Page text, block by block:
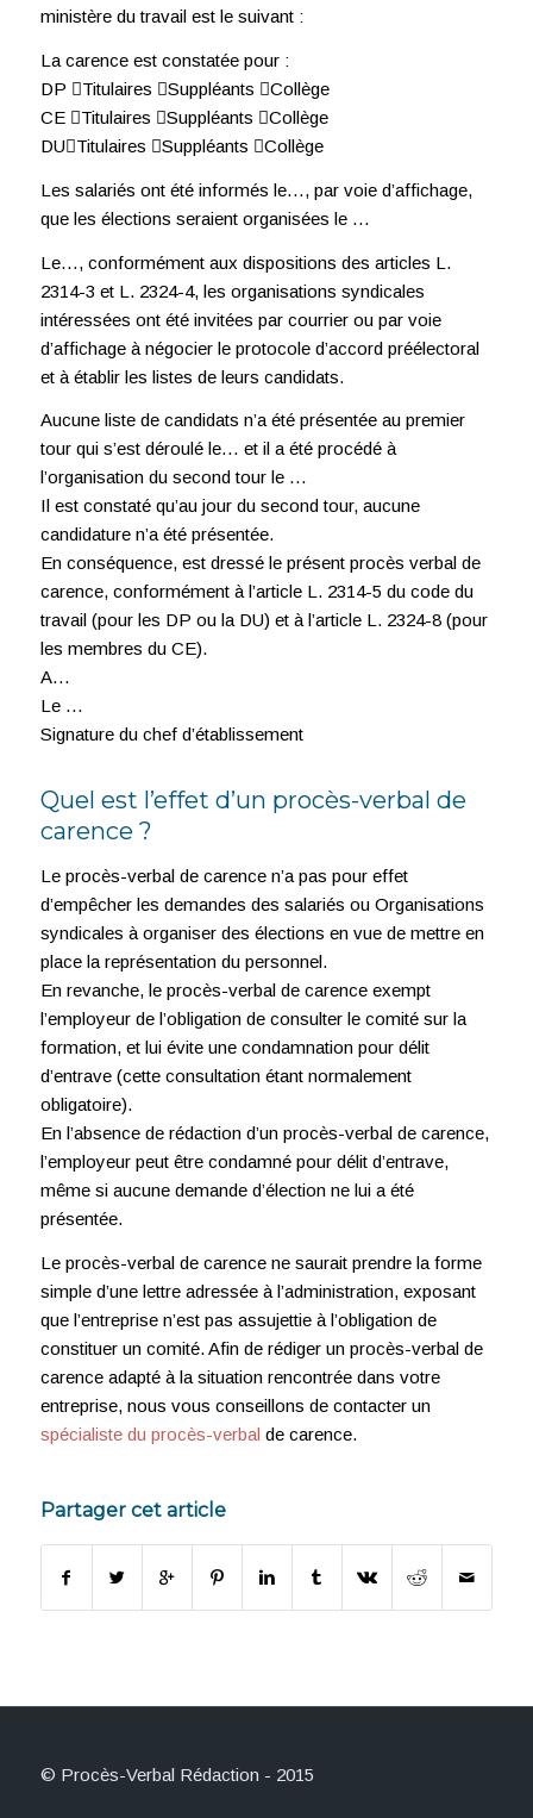
ministère du travail est le suivant :
La carence est constatée pour :
DP Titulaires Suppléants Collège
CE Titulaires Suppléants Collège
DUTitulaires Suppléants Collège
Les salariés ont été informés le…, par voie d’affichage,
que les élections seraient organisées le …
Le…, conformément aux dispositions des articles L.
2314-3 et L. 2324-4, les organisations syndicales
intéressées ont été invitées par courrier ou par voie
d’affichage à négocier le protocole d’accord préélectoral
et à établir les listes de leurs candidats.
Aucune liste de candidats n’a été présentée au premier
tour qui s’est déroulé le… et il a été procédé à
l’organisation du second tour le …
Il est constaté qu’au jour du second tour, aucune
candidature n’a été présentée.
En conséquence, est dressé le présent procès verbal de
carence, conformément à l’article L. 2314-5 du code du
travail (pour les DP ou la DU) et à l’article L. 2324-8 (pour
les membres du CE).
A…
Le …
Signature du chef d’établissement
Quel est l’effet d’un procès-verbal de
carence ?
Le procès-verbal de carence n’a pas pour effet
d’empêcher les demandes des salariés ou Organisations
syndicales à organiser des élections en vue de mettre en
place la représentation du personnel.
En revanche, le procès-verbal de carence exempt
l’employeur de l’obligation de consulter le comité sur la
formation, et lui évite une condamnation pour délit
d’entrave (cette consultation étant normalement
obligatoire).
En l’absence de rédaction d’un procès-verbal de carence,
l’employeur peut être condamné pour délit d’entrave,
même si aucune demande d’élection ne lui a été
présentée.
Le procès-verbal de carence ne saurait prendre la forme
simple d’une lettre adressée à l’administration, exposant
que l’entreprise n’est pas assujettie à l’obligation de
constituer un comité. Afin de rédiger un procès-verbal de
carence adapté à la situation rencontrée dans votre
entreprise, nous vous conseillons de contacter un
spécialiste du procès-verbal de carence.
Partager cet article
© Procès-Verbal Rédaction - 2015